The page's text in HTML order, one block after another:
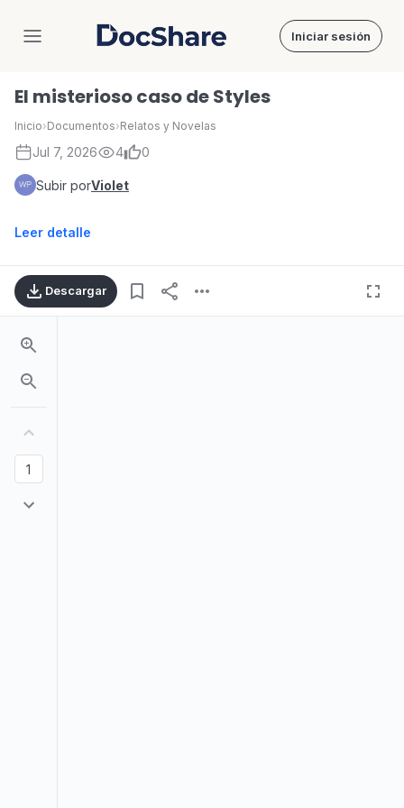
DocShare Iniciar sesión
El misterioso caso de Styles
Inicio›Documentos›Relatos y Novelas
Jul 7, 2026 4 0
Subir porViolet
Leer detalle
Descargar